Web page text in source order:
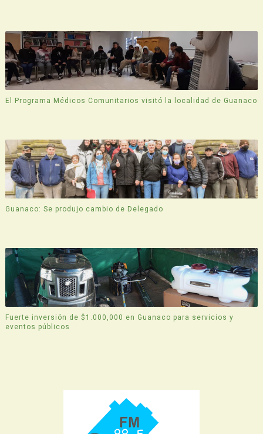
El Programa Médicos Comunitarios visitó la localidad de Guanaco
Guanaco: Se produjo cambio de Delegado
Fuerte inversión de $1.000,000 en Guanaco para servicios y
eventos públicos